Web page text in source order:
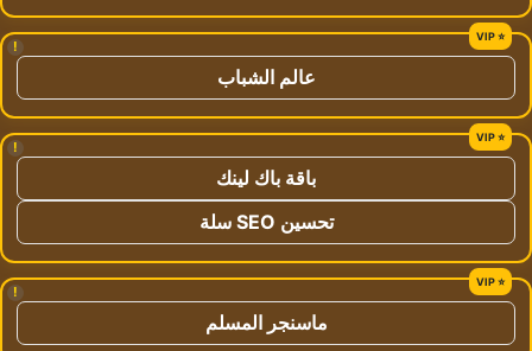
!
عالم الشباب
!
باقة باك لينك
تحسين SEO سلة
!
ماسنجر المسلم